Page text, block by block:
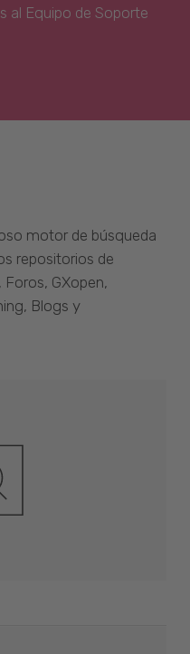
al Equipo de Soporte
motor de búsqueda
repositorios de
GXopen,
Blogs y